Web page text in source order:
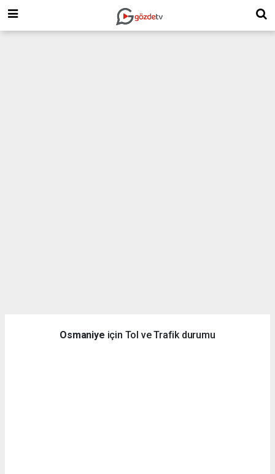
Osmaniye için Tol ve Trafik durumu